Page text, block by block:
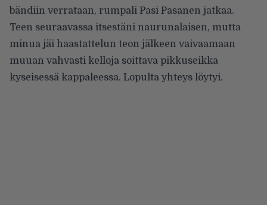
bändiin verrataan, rumpali Pasi Pasanen jatkaa.
Teen seuraavassa itsestäni naurunalaisen, mutta
minua jäi haastattelun teon jälkeen vaivaamaan
muuan vahvasti kelloja soittava pikkuseikka
kyseisessä kappaleessa. Lopulta yhteys löytyi.